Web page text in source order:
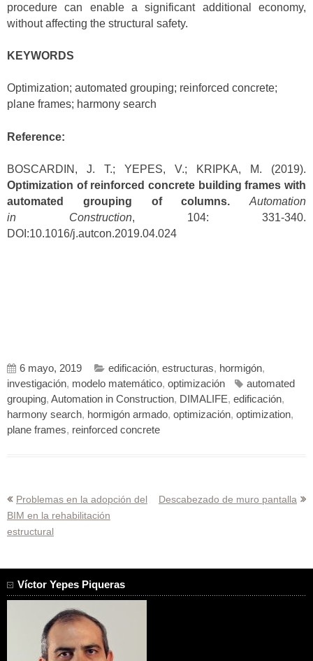
procedure can enable a significant additional economy,
without affecting the structural safety.
KEYWORDS
Optimization; automated grouping; reinforced concrete;
plane frames; harmony search
Reference:
BOSCARDIN, J. T.; YEPES, V.; KRIPKA, M. (2019).
Optimization of reinforced concrete building frames with
automated grouping of columns.
Automation
in
Construction, 104: 331-340.
DOI:10.1016/j.autcon.2019.04.024
6 mayo, 2019 edificación, estructuras, hormigón,
investigación, modelo matemático, optimización
automated
grouping, Automation in Construction, DIMALIFE, edificación,
harmony search, hormigón armado, optimización, optimization,
plane frames, reinforced concrete
Navegación
de
Problemas en la adopción del
BIM en la rehabilitación
estructural
Descabezado de muro pantalla
Víctor Yepes Piqueras